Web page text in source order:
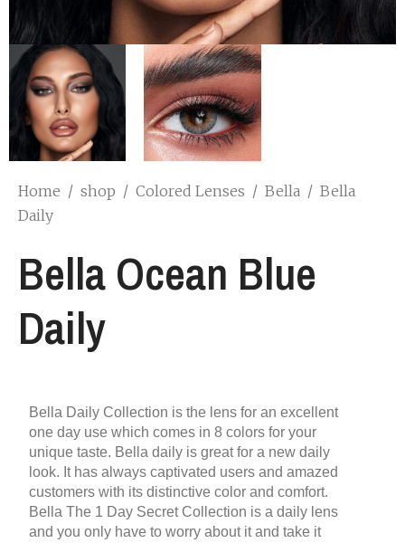
Home / shop / Colored Lenses / Bella / Bella
Daily
Bella Ocean Blue
Daily
Bella Daily Collection is the lens for an excellent
one day use which comes in 8 colors for your
unique taste. Bella daily is great for a new daily
look. It has always captivated users and amazed
customers with its distinctive color and comfort.
Bella The 1 Day Secret Collection is a daily lens
and you only have to worry about it and take it